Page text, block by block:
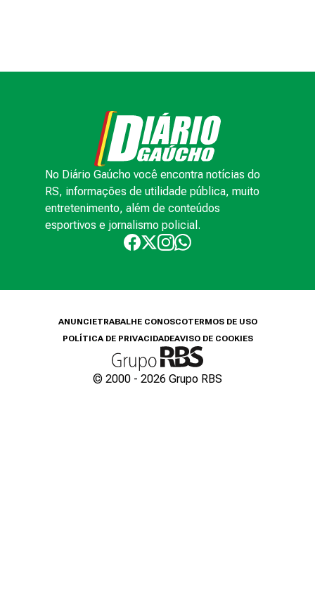
No Diário Gaúcho você encontra notícias do
RS, informações de utilidade pública, muito
entretenimento, além de conteúdos
esportivos e jornalismo policial.
ANUNCIETRABALHE CONOSCOTERMOS DE USO
POLÍTICA DE PRIVACIDADEAVISO DE COOKIES
© 2000 - 2026 Grupo RBS